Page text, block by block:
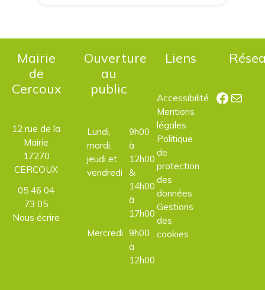
Mairie
de
Cercoux
12 rue de la
Mairie
17270
CERCOUX
05 46 04
73 05
Nous écrire
Ouverture
au
public
Lundi,
mardi,
jeudi et
vendredi
9h00
à
12h00
&
14h00
à
17h00
Mercredi 9h00
à
12h00
Liens
Accessibilité
Mentions
légales
Politique
de
protection
des
données
Gestions
des
cookies
E-mail